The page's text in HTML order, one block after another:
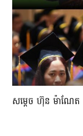
សម្តេច ហ៊ុន ម៉ាណែ